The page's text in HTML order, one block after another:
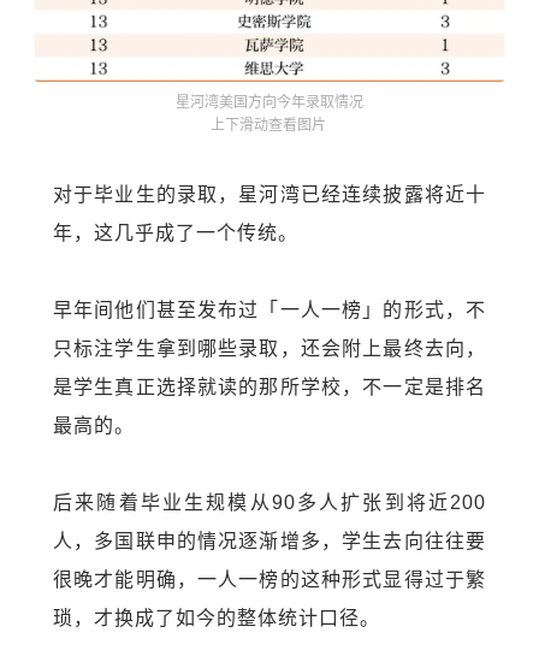
星河湾美国方向今年录取情况
上下滑动查看图片
对于毕业生的录取，星河湾已经连续披露将近十
年，这几乎成了一个传统。
早年间他们甚至发布过「一人一榜」的形式，不
只标注学生拿到哪些录取，还会附上最终去向，
是学生真正选择就读的那所学校，不一定是排名
最高的。
后来随着毕业生规模从90多人扩张到将近200
人，多国联申的情况逐渐增多，学生去向往往要
很晚才能明确，一人一榜的这种形式显得过于繁
琐，才换成了如今的整体统计口径。